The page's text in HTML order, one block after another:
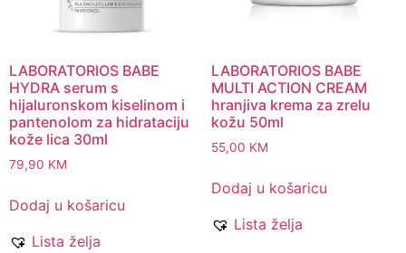
LABORATORIOS BABE
HYDRA serum s
hijaluronskom kiselinom i
pantenolom za hidrataciju
kože lica 30ml
79,90 KM
Dodaj u košaricu
Lista želja
LABORATORIOS BABE
MULTI ACTION CREAM
hranjiva krema za zrelu
kožu 50ml
55,00 KM
Dodaj u košaricu
Lista želja